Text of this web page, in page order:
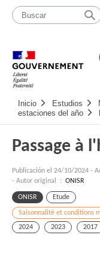
Pasar
contenido
Mapa
web
Navigation
principale
Inicio Estudios
estaciones del año
Passage à
Publicación el 24/10/2024 -
- Autor original : ONISR
ONISR Etude
Saisonnalité et conditions
2024
2023 2017